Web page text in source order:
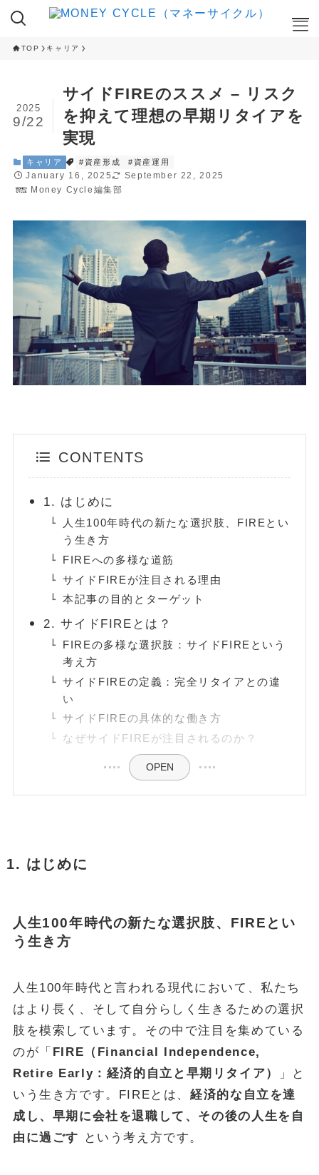
NISA
iDeCo
RANKING
クレカ積立ランキング
NISA 投資信託ランキング
CAMPAIGN
ハイステータスカード 入会キャンペーン
ネット証券 新規口座開設キャンペーン
CAMPAIGN
金・プラチナ買取相場
Vintage Watch Market
コラム
50代・60代の健康投資｜株主優待で「外出のきっかけ」を作る5
April 15, 2026 投資・資産運用
ヴィンテージウォッチを「資産」として持つという選択
50代・60代の物価高対策｜株主優待で食費と日用品を賢く浮かせ
る活用術
POPULAR
October 1, 2024
【失敗しない】FIRE達成に必要な金額はいくら？リアルな目標額
と「4%ルール」の落とし穴を解説
投資・資産運用
新NISA【月10万・20万・30万積立】20年後の資産額シミュレー
ションと年代別・目標別運用戦略(2025年最新)
イド
MONEY CYCLEについて
広告掲載について
お問い合わせ
FOLLOW
TOP キャリア
サイドFIREのススメ – リスク
を抑えて理想の早期リタイアを
実現
2025
9/22
キャリア #資産形成 #資産運用
January 16, 2025
September 22, 2025
Money Cycle編集部
CONTENTS
1. はじめに
人生100年時代の新たな選択肢、FIREとい
う生き方
FIREへの多様な道筋
サイドFIREが注目される理由
本記事の目的とターゲット
2. サイドFIREとは？
FIREの多様な選択肢：サイドFIREという
考え方
サイドFIREの定義：完全リタイアとの違
い
サイドFIREの具体的な働き方
なぜサイドFIREが注目されるのか？
OPEN
1. はじめに
人生100年時代の新たな選択肢、FIREとい
う生き方
人生100年時代と言われる現代において、私たち
はより長く、そして自分らしく生きるための選択
肢を模索しています。その中で注目を集めている
のが「 FIRE（Financial Independence,
Retire Early：経済的自立と早期リタイア）
」と
いう生き方です。FIREとは、経済的な自立を達
成し、早期に会社を退職して、その後の人生を自
由に過ごす
という考え方です。